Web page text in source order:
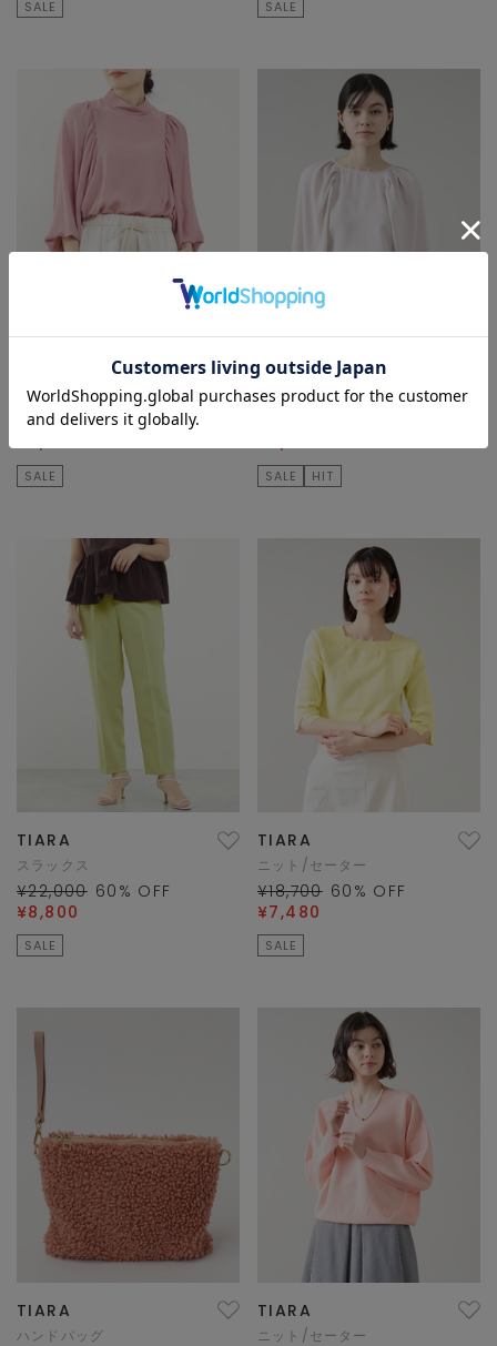
SALE SALE
シャツ/ブラウス
¥20,900 60 % OFF
¥8,360
SALE
TIARA
シャツ/ブラウス
¥8,800
SALE HIT
TIARA
スラックス
¥22,000 60 % OFF
¥8,800
SALE
TIARA
ニット/セーター
¥18,700 60 % OFF
¥7,480
SALE
TIARA
ハンドバッグ
TIARA
ニット/セーター